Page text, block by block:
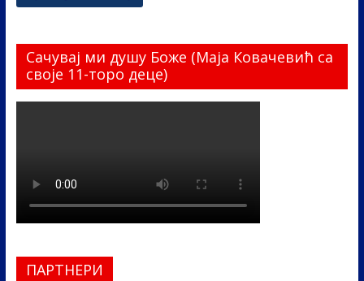
Сачувај ми душу Боже (Маја Ковачевић са
своје 11-торо деце)
ПАРТНЕРИ